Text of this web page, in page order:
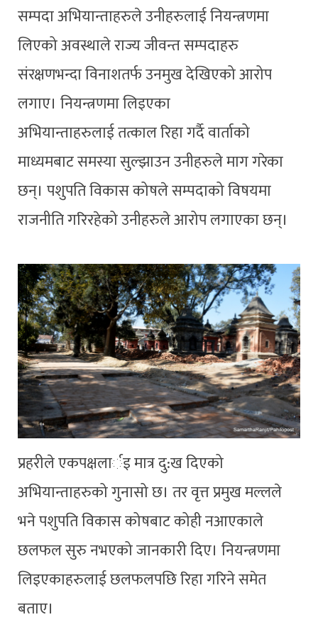
सम्पदा अभियान्ताहरुले उनीहरुलाई नियन्त्रणमा
लिएको अवस्थाले राज्य जीवन्त सम्पदाहरु
संरक्षणभन्दा विनाशतर्फ उनमुख देखिएको आरोप
लगाए। नियन्त्रणमा लिइएका
अभियान्ताहरुलाई तत्काल रिहा गर्दै वार्ताको
माध्यमबाट समस्या सुल्झाउन उनीहरुले माग गरेका
छन्। पशुपति विकास कोषले सम्पदाको विषयमा
राजनीति गरिरहेको उनीहरुले आरोप लगाएका छन्।
प्रहरीले एकपक्षलार्इ मात्र दु:ख दिएको
अभियान्ताहरुको गुनासो छ। तर वृत्त प्रमुख मल्लले
भने पशुपति विकास कोषबाट कोही नआएकाले
छलफल सुरु नभएको जानकारी दिए। नियन्त्रणमा
लिइएकाहरुलाई छलफलपछि रिहा गरिने समेत
बताए।